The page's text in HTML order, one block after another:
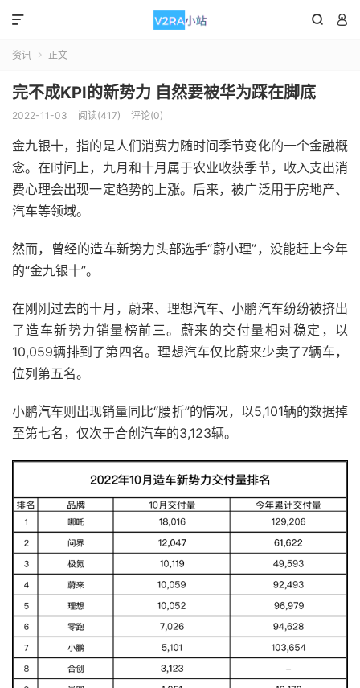
 

资讯  正文
完不成KPI的新势力 自然要被华为踩在脚底
2022-11-03 阅读(417) 评论(0)
金九银十，指的是人们消费力随时间季节变化的一个金融概
念。在时间上，九月和十月属于农业收获季节，收入支出消
费心理会出现一定趋势的上涨。后来，被广泛用于房地产、
汽车等领域。
然而，曾经的造车新势力头部选手“蔚小理”，没能赶上今年
的“金九银十”。
在刚刚过去的十月，蔚来、理想汽车、小鹏汽车纷纷被挤出
了造车新势力销量榜前三。蔚来的交付量相对稳定，以
10,059辆排到了第四名。理想汽车仅比蔚来少卖了7辆车，
位列第五名。
小鹏汽车则出现销量同比“腰折”的情况，以5,101辆的数据掉
至第七名，仅次于合创汽车的3,123辆。